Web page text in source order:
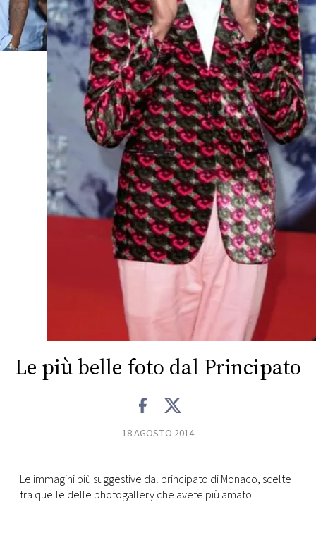
FOTO
CONCORSI
VIDEO
Le più belle foto dal Principato
18 AGOSTO 2014
Le immagini più suggestive dal principato di Monaco, scelte
tra quelle delle photogallery che avete più amato